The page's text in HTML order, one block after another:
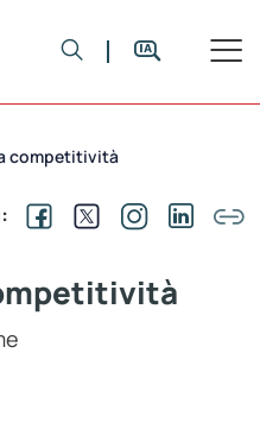
competitività